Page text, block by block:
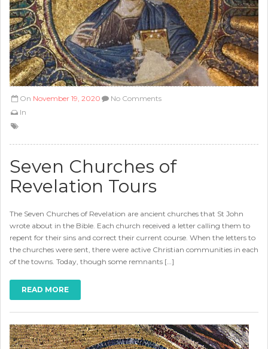
On November 19, 2020
In
No Comments
Seven Churches of
Revelation Tours
The Seven Churches of Revelation are ancient churches that St John
wrote about in the Bible. Each church received a letter calling them to
repent for their sins and correct their current course. When the letters to
the churches were sent, there were active Christian communities in each
of the towns. Today, though some remnants […]
READ MORE